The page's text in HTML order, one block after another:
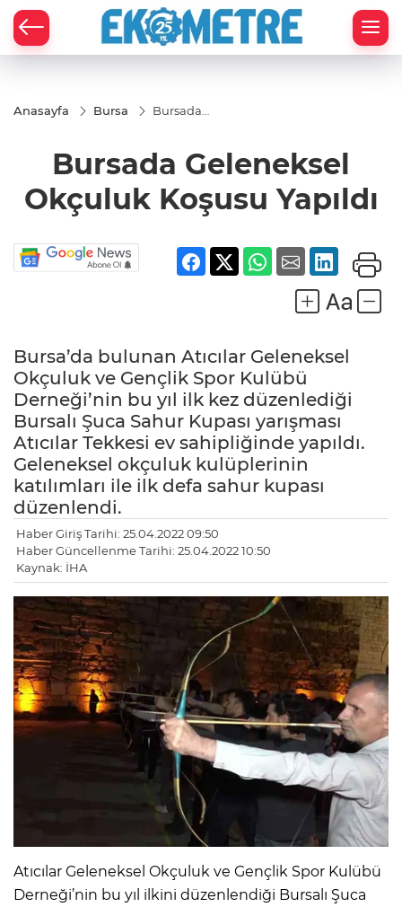
Anasayfa Bursa
Bursada
Koşusu
Yapıldı
Bursada Geleneksel
Okçuluk Koşusu Yapıldı
Bursa’da bulunan Atıcılar Geleneksel
Okçuluk ve Gençlik Spor Kulübü
Derneği’nin bu yıl ilk kez düzenlediği
Bursalı Şuca Sahur Kupası yarışması
Atıcılar Tekkesi ev sahipliğinde yapıldı.
Geleneksel okçuluk kulüplerinin
katılımları ile ilk defa sahur kupası
düzenlendi.
Haber Giriş Tarihi: 25.04.2022 09:50
Haber Güncellenme Tarihi: 25.04.2022 10:50
Kaynak: İHA
Atıcılar Geleneksel Okçuluk ve Gençlik Spor Kulübü
Derneği’nin bu yıl ilkini düzenlendiği Bursalı Şuca